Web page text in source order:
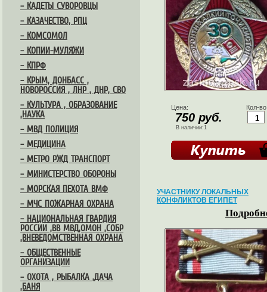
– КАДЕТЫ СУВОРОВЦЫ
– КАЗАЧЕСТВО, РПЦ
– КОМСОМОЛ
– КОПИИ-МУЛЯЖИ
– КПРФ
– КРЫМ, ДОНБАСС ,
НОВОРОССИЯ , ЛНР , ДНР, СВО
– КУЛЬТУРА , ОБРАЗОВАНИЕ
,НАУКА
– МВД ПОЛИЦИЯ
– МЕДИЦИНА
– МЕТРО РЖД ТРАНСПОРТ
– МИНИСТЕРСТВО ОБОРОНЫ
– МОРСКАЯ ПЕХОТА ВМФ
– МЧС ПОЖАРНАЯ ОХРАНА
– НАЦИОНАЛЬНАЯ ГВАРДИЯ
РОССИИ ,ВВ МВД,ОМОН ,СОБР
,ВНЕВЕДОМСТВЕННАЯ ОХРАНА
– ОБЩЕСТВЕННЫЕ
ОРГАНИЗАЦИИ
– ОХОТА , РЫБАЛКА ,ДАЧА
,БАНЯ
Цена:
750 руб.
В наличии:1
Кол-
УЧАСТНИКУ ЛОКАЛЬНЫХ
КОНФЛИКТОВ ЕГИПЕТ